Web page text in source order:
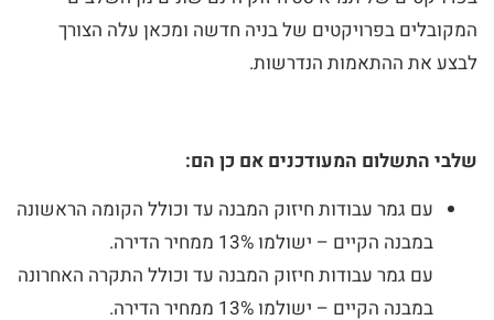
המקובלים בפרויקטים של בניה חדשה ומכאן עלה הצורך
לבצע את ההתאמות הנדרשות.
שלבי התשלום המעודכנים אם כן הם:
עם גמר עבודות חיזוק המבנה עד וכולל הקומה הראשונה
במבנה הקיים – ישולמו 13% ממחיר הדירה.
עם גמר עבודות חיזוק המבנה עד וכולל התקרה האחרונה
במבנה הקיים – ישולמו 13% ממחיר הדירה.